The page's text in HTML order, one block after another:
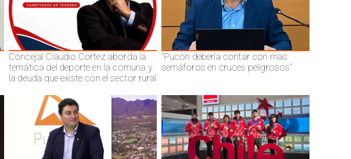
Concejal Claudio Cortez aborda la
temática del deporte en la comuna y
la deuda que existe con el sector rural
"Pucón debería contar con mas
semáforos en cruces peligrosos"